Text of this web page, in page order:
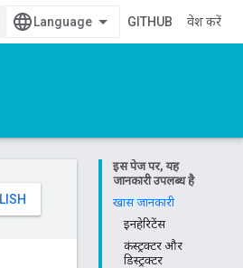
GITHUB प्रवेश करें
इस पेज पर, यह
जानकारी उपलब्ध है
खास जानकारी
इनहेरिटेंस
कंस्ट्रक्टर और
डिस्ट्रक्टर